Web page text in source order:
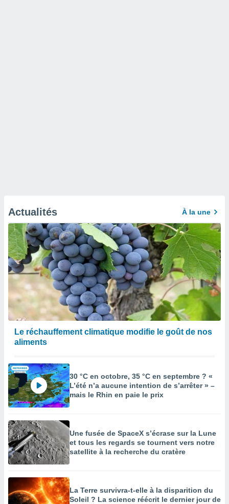
Actualités À la une
Le réchauffement climatique modifie le goût de nos
aliments
30 °C en octobre, 35 °C en septembre ? «
L’été n’a aucune intention de s’arrêter » –
mais le Rhin en paie le prix
Une fusée de SpaceX s’écrase sur la Lune
et tous les regards se tournent vers notre
satellite à la recherche du cratère
La Terre survivra-t-elle à la disparition du
Soleil ? La science réécrit le dernier jour de